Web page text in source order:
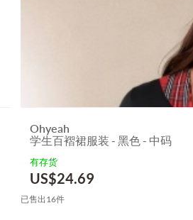
Ohyeah
学生百褶裙服装 - 黑色 - 中码
有存货
US$24.69
已售出16件